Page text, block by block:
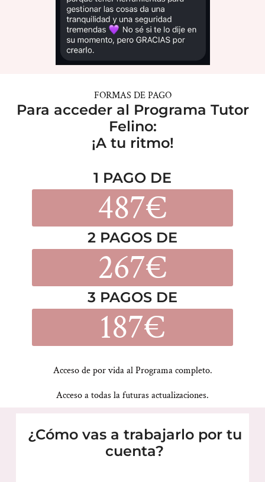
FORMAS DE PAGO
Para acceder al Programa Tutor
Felino:
¡A tu ritmo!
1 PAGO DE
487€
2 PAGOS DE
267€
3 PAGOS DE
187€
Acceso de por vida al Programa completo.
Acceso a todas la futuras actualizaciones.
¿Cómo vas a trabajarlo por tu
cuenta?